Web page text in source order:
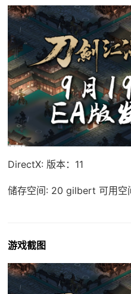
DirectX: 版本：11
储存空间: 20 gilbert 可用空
游戏截图